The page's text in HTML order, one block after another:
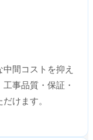
間コストを抑え
事品質・保証・
けます。